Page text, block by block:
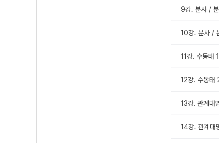
9강. 분사 /
10강. 분사 /
11강. 수동태 1
12강. 수동태
13강. 관계대
14강. 관계대